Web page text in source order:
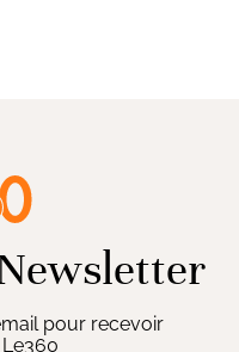
pour recevoir